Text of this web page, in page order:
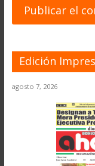
Edición
agosto 7, 2026